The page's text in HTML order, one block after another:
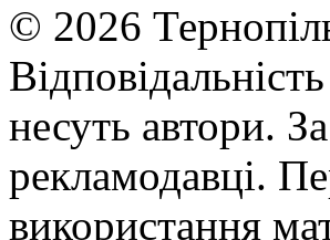
© 2026
несуть автори.
рекламодавці.
використання